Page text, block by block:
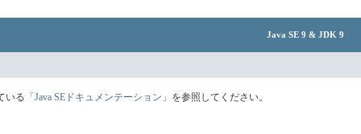
Java SE 9 & JDK 9
いる 「Java SEドキュメンテーション」 を参照してください。